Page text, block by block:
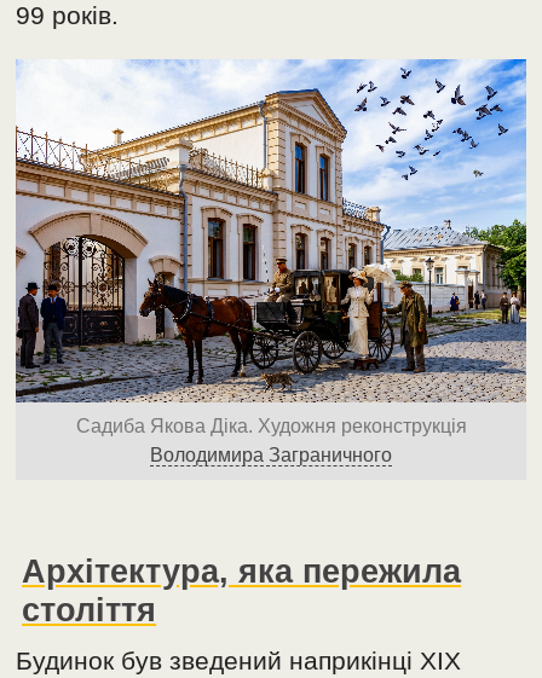
99 років.
Садиба Якова Діка. Художня реконструкція
Володимира Заграничного
Архітектура, яка пережила
століття
Будинок був зведений наприкінці XIX